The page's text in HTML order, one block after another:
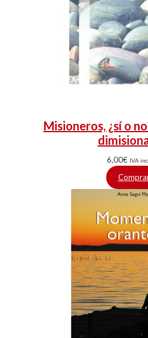
Misioneros, ¿sí o
6,00€ IVA